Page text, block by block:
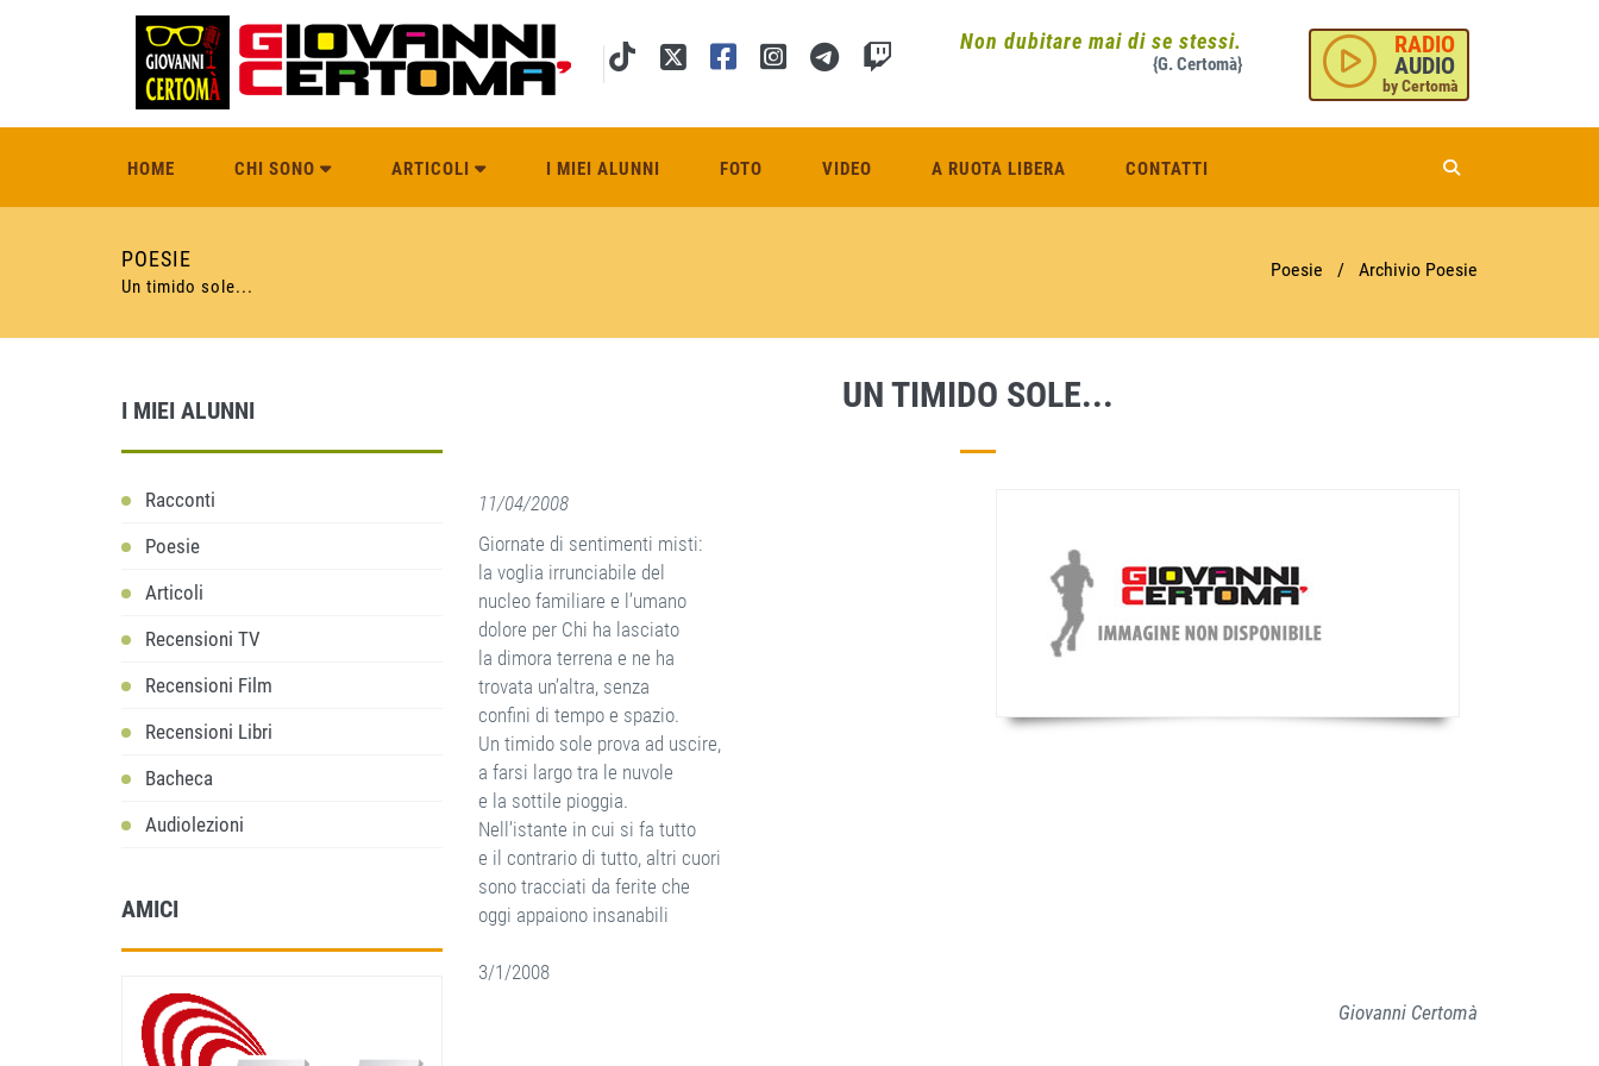
Non dubitare mai di se stessi.
{G. Certomà}
RADIO
AUDIO
by Certomà
HOME CHI SONO ARTICOLI I MIEI ALUNNI FOTO VIDEO A RUOTA LIBERA CONTATTI
POESIE
Un timido sole...
Poesie / Archivio Poesie
I MIEI ALUNNI
Racconti
Poesie
Articoli
Recensioni TV
Recensioni Film
Recensioni Libri
Bacheca
Audiolezioni
AMICI
UN TIMIDO SOLE...
11/04/2008
Giornate di sentimenti misti:
la voglia irrunciabile del
nucleo familiare e l’umano
dolore per Chi ha lasciato
la dimora terrena e ne ha
trovata un’altra, senza
confini di tempo e spazio.
Un timido sole prova ad uscire,
a farsi largo tra le nuvole
e la sottile pioggia.
Nell’istante in cui si fa tutto
e il contrario di tutto, altri cuori
sono tracciati da ferite che
oggi appaiono insanabili
3/1/2008
Giovanni Certomà